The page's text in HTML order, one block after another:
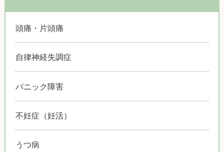
頭痛・片頭痛
自律神経失調症
パニック障害
不妊症（妊活）
うつ病